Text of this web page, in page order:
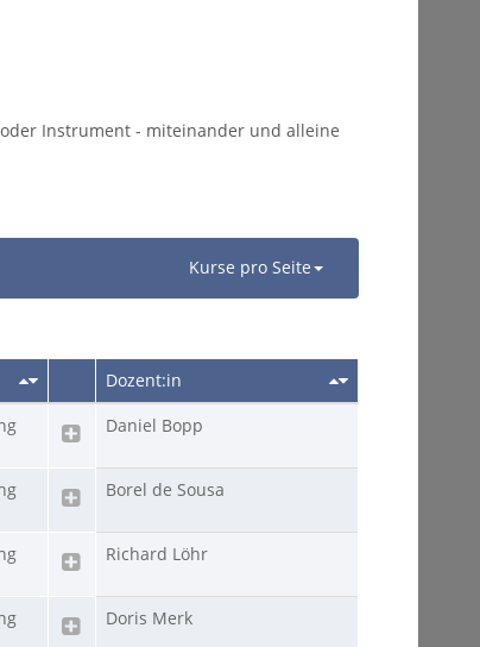
Instrument - miteinander und alleine
Kurse pro Seite
Dozent:in
Daniel Bopp
Borel de Sousa
Richard Löhr
Doris Merk